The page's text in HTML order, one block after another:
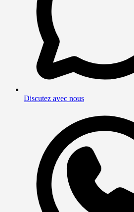
Discutez avec nous